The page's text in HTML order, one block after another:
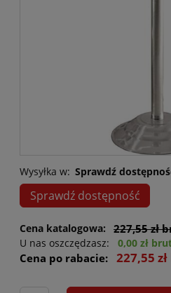
Wysyłka w: Sprawdź
Sprawdź dostępność
Cena katalogowa: 227,55 zł
U nas oszczędzasz: 0,00 zł
Cena po rabacie: 227,55